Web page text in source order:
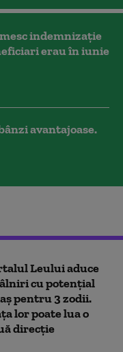
indemnizaţie
erau în iunie
avantajoase.
Leului aduce
cu potențial
pentru 3 zodii.
lor poate lua o
direcție